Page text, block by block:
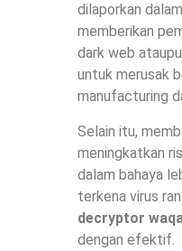
dilaporkan
memberikan
dark web
untuk merusak
manufacturing
Selain itu,
meningkatkan
dalam bahaya
terkena virus
decryptor
dengan efektif.